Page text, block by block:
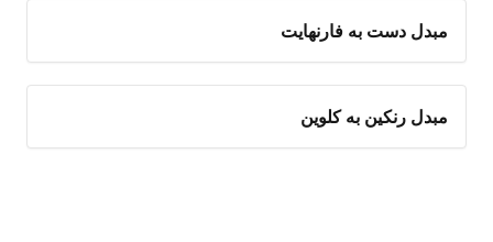
مبدل دست به فارنهایت
مبدل رنکین به کلوین